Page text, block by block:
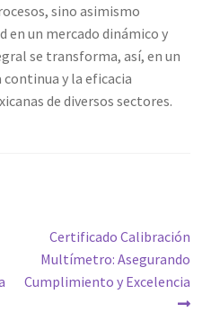
sino asimismo
un mercado dinámico y
se transforma, así, en un
y la eficacia
de diversos sectores.
Siguiente
entrada:
Certificado Calibración
Multímetro: Asegurando
Cumplimiento y Excelencia